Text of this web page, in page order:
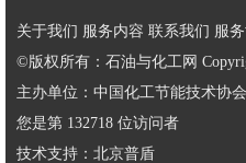
关于我们 服务内容 联系我们 服
©版权所有：石油与化工网
主办单位：中国化工节能技术协
您是第 132718 位访问者
技术支持： 北京普盾